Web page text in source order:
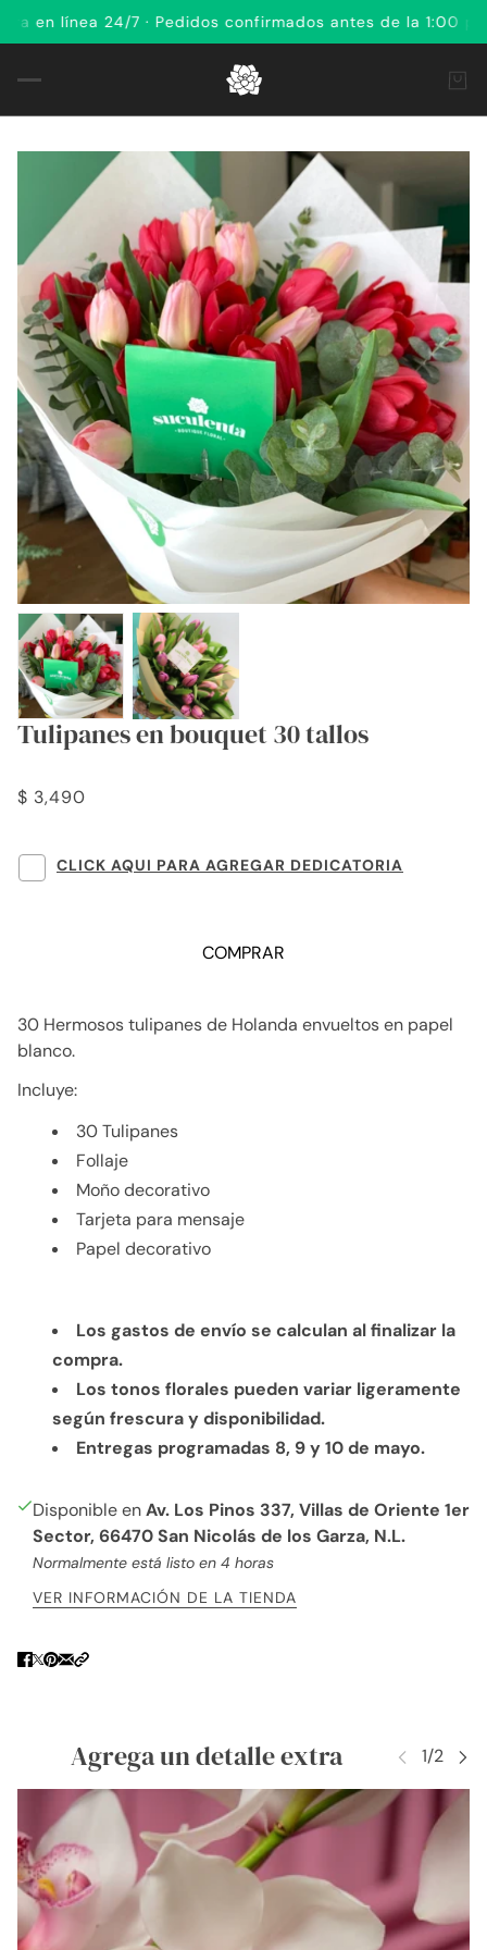
línea 24/7 · Pedidos confirmados antes de la 1:00 pm
Tulipanes en bouquet 30 tallos
$ 3,490
CLICK AQUI PARA AGREGAR DEDICATORIA
COMPRAR
30 Hermosos tulipanes de Holanda envueltos en papel
blanco.
Incluye:
30 Tulipanes
Follaje
Moño decorativo
Tarjeta para mensaje
Papel decorativo
Los gastos de envío se calculan al finalizar la
compra.
Los tonos florales pueden variar ligeramente
según frescura y disponibilidad.
Entregas programadas 8, 9 y 10 de mayo.
Disponible enAv. Los Pinos 337, Villas de Oriente 1er
Sector, 66470 San Nicolás de los Garza, N.L.
Normalmente está listo en 4 horas
VER INFORMACIÓN DE LA TIENDA
Agrega un detalle extra